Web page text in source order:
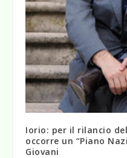
Iorio: per il rilancio
occorre un “Piano
Giovani